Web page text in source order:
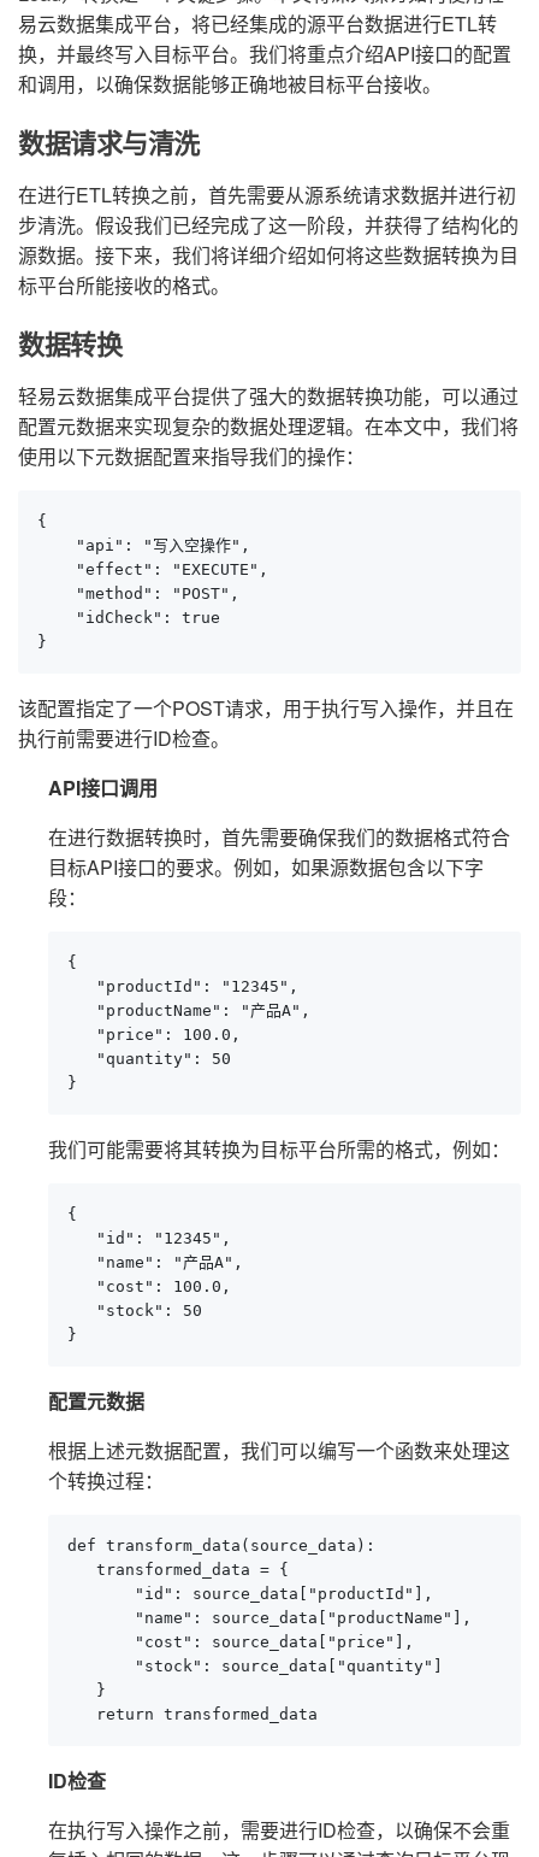
易云数据集成平台，将已经集成的源平台数据进行ETL转
换，并最终写入目标平台。我们将重点介绍API接口的配置
和调用，以确保数据能够正确地被目标平台接收。
数据请求与清洗
在进行ETL转换之前，首先需要从源系统请求数据并进行初
步清洗。假设我们已经完成了这一阶段，并获得了结构化的
源数据。接下来，我们将详细介绍如何将这些数据转换为目
标平台所能接收的格式。
数据转换
轻易云数据集成平台提供了强大的数据转换功能，可以通过
配置元数据来实现复杂的数据处理逻辑。在本文中，我们将
使用以下元数据配置来指导我们的操作：
{
    "api": "写入空操作",
    "effect": "EXECUTE",
    "method": "POST",
    "idCheck": true
}
该配置指定了一个POST请求，用于执行写入操作，并且在
执行前需要进行ID检查。
API接口调用
在进行数据转换时，首先需要确保我们的数据格式符合
目标API接口的要求。例如，如果源数据包含以下字
段：
{
   "productId": "12345",
   "productName": "产品A",
   "price": 100.0,
   "quantity": 50
}
我们可能需要将其转换为目标平台所需的格式，例如：
{
   "id": "12345",
   "name": "产品A",
   "cost": 100.0,
   "stock": 50
}
配置元数据
根据上述元数据配置，我们可以编写一个函数来处理这
个转换过程：
def transform_data(source_data):
   transformed_data = {
       "id": source_data["productId"],
       "name": source_data["productName"],
       "cost": source_data["price"],
       "stock": source_data["quantity"]
   }
   return transformed_data
ID检查
在执行写入操作之前，需要进行ID检查，以确保不会重